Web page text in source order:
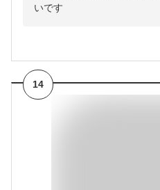
いです
14